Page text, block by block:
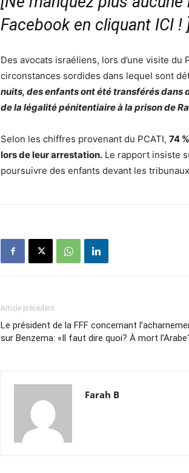
Facebook en cliquant ICI !
Des avocats israéliens, lors d’une visite du
circonstances sordides dans lequel sont
nuits, des enfants ont été transférés dans
de la légalité pénitentiaire à la prison de
Selon les chiffres provenant du PCATI, 74
lors de leur arrestation. Le rapport insiste
poursuivre des enfants devant les
Article précédent
Le président de la FFF concernant
sur Benzema: «Il faut dire quoi? À mort
Farah B